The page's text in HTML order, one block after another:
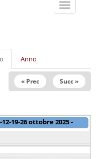
Toggle
navigation
(scheda
attiva)
Anno
« Prec Succ »
19-26 ottobre 2025 -
- 12:45a28/10/2025 -